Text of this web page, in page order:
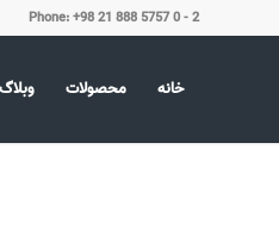
Phone: +98 21 888 5757 0 - 2
خانه محصولات وبلاگ